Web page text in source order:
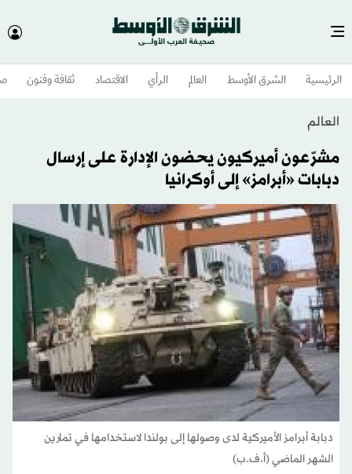
الرئيسية الشرق الأوسط​ العالم الرأي الاقتصاد ثقافة وفنون
العالم
مشرّعون أميركيون يحضون الإدارة على إرسال
دبابات «أبرامز» إلى أوكرانيا
دبابة أبرامز الأميركية لدى وصولها إلى بولندا لاستخدامها في تمارين
الشهر الماضي (أ.ف.ب)